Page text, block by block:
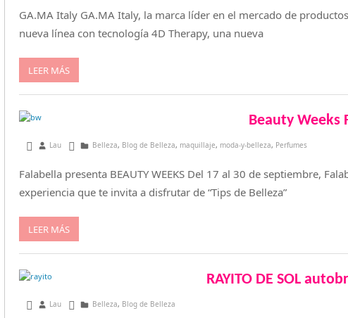
GA.MA Italy GA.MA Italy, la marca líder en el mercado de
nueva línea con tecnología 4D Therapy, una nueva
LEER MÁS
Beauty Weeks
agosto 21, 2015
Lau Belleza, Blog de Belleza, maquillaje, moda-y-belleza, Perfumes
Falabella presenta BEAUTY WEEKS Del 17 al 30 de septiembre,
experiencia que te invita a disfrutar de “Tips de Belleza”
LEER MÁS
RAYITO DE SOL
julio 31, 2015
Lau Belleza, Blog de Belleza